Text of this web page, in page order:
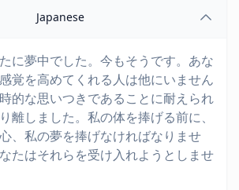
Japanese
に夢中でした。今もそうです。あな
覚を高めてくれる人は他にいません
的な思いつきであることに耐えられ
離しました。私の体を捧げる前に、
、私の夢を捧げなければなりませ
たはそれらを受け入れようとしませ